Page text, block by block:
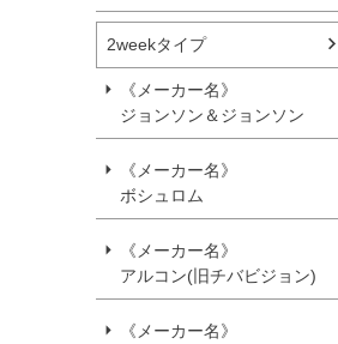
2weekタイプ
《メーカー名》
ジョンソン＆ジョンソン
《メーカー名》
ボシュロム
《メーカー名》
アルコン(旧チバビジョン)
《メーカー名》